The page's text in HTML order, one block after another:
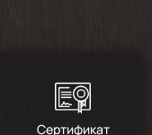
Сертификат